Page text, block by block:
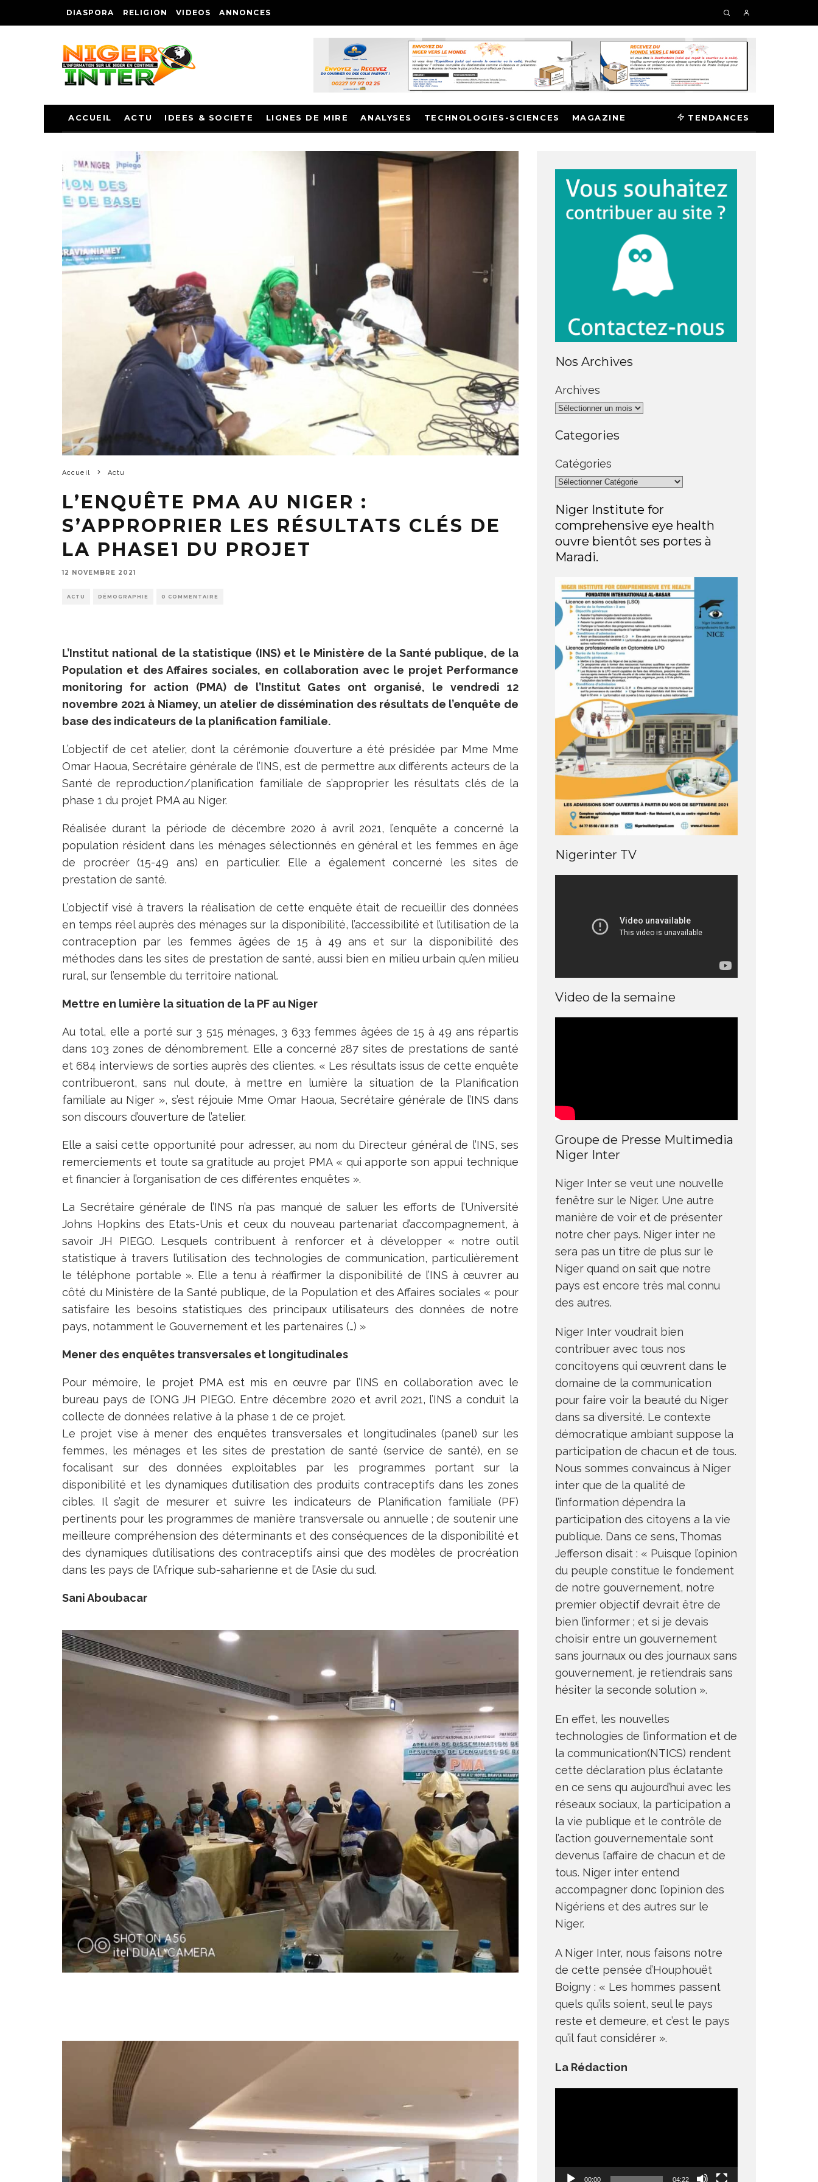
DIASPORA RELIGION VIDEOS ANNONCES
ACCUEIL ACTU IDEES & SOCIETE LIGNES DE MIRE ANALYSES TECHNOLOGIES-SCIENCES MAGAZINE TENDANCES
Accueil Actu
L’ENQUÊTE PMA AU NIGER :
S’APPROPRIER LES RÉSULTATS CLÉS DE
LA PHASE1 DU PROJET
12 NOVEMBRE 2021
ACTU DÉMOGRAPHIE 0 COMMENTAIRE
L’Institut national de la statistique (INS) et le Ministère de la Santé publique, de la
Population et des Affaires sociales, en collaboration avec le projet Performance
monitoring for action (PMA) de l’Institut Gates ont organisé, le vendredi 12
novembre 2021 à Niamey, un atelier de dissémination des résultats de l’enquête de
base des indicateurs de la planification familiale.
L’objectif de cet atelier, dont la cérémonie d’ouverture a été présidée par Mme Mme
Omar Haoua, Secrétaire générale de l’INS, est de permettre aux différents acteurs de la
Santé de reproduction/planification familiale de s’approprier les résultats clés de la
phase 1 du projet PMA au Niger.
Réalisée durant la période de décembre 2020 à avril 2021, l’enquête a concerné la
population résident dans les ménages sélectionnés en général et les femmes en âge
de procréer (15-49 ans) en particulier. Elle a également concerné les sites de
prestation de santé.
L’objectif visé à travers la réalisation de cette enquête était de recueillir des données
en temps réel auprès des ménages sur la disponibilité, l’accessibilité et l’utilisation de la
contraception par les femmes âgées de 15 à 49 ans et sur la disponibilité des
méthodes dans les sites de prestation de santé, aussi bien en milieu urbain qu’en milieu
rural, sur l’ensemble du territoire national.
Mettre en lumière la situation de la PF au Niger
Au total, elle a porté sur 3 515 ménages, 3 633 femmes âgées de 15 à 49 ans répartis
dans 103 zones de dénombrement. Elle a concerné 287 sites de prestations de santé
et 684 interviews de sorties auprès des clientes. « Les résultats issus de cette enquête
contribueront, sans nul doute, à mettre en lumière la situation de la Planification
familiale au Niger », s’est réjouie Mme Omar Haoua, Secrétaire générale de l’INS dans
son discours d’ouverture de l’atelier.
Elle a saisi cette opportunité pour adresser, au nom du Directeur général de l’INS, ses
remerciements et toute sa gratitude au projet PMA « qui apporte son appui technique
et financier à l’organisation de ces différentes enquêtes ».
La Secrétaire générale de l’INS n’a pas manqué de saluer les efforts de l’Université
Johns Hopkins des Etats-Unis et ceux du nouveau partenariat d’accompagnement, à
savoir JH PIEGO. Lesquels contribuent à renforcer et à développer « notre outil
statistique à travers l’utilisation des technologies de communication, particulièrement
le téléphone portable ». Elle a tenu à réaffirmer la disponibilité de l’INS à œuvrer au
côté du Ministère de la Santé publique, de la Population et des Affaires sociales « pour
satisfaire les besoins statistiques des principaux utilisateurs des données de notre
pays, notamment le Gouvernement et les partenaires (…) »
Mener des enquêtes transversales et longitudinales
Pour mémoire, le projet PMA est mis en œuvre par l’INS en collaboration avec le
bureau pays de l’ONG JH PIEGO. Entre décembre 2020 et avril 2021, l’INS a conduit la
collecte de données relative à la phase 1 de ce projet.
Le projet vise à mener des enquêtes transversales et longitudinales (panel) sur les
femmes, les ménages et les sites de prestation de santé (service de santé), en se
focalisant sur des données exploitables par les programmes portant sur la
disponibilité et les dynamiques d’utilisation des produits contraceptifs dans les zones
cibles. Il s’agit de mesurer et suivre les indicateurs de Planification familiale (PF)
pertinents pour les programmes de manière transversale ou annuelle ; de soutenir une
meilleure compréhension des déterminants et des conséquences de la disponibilité et
des dynamiques d’utilisations des contraceptifs ainsi que des modèles de procréation
dans les pays de l’Afrique sub-saharienne et de l’Asie du sud.
Sani Aboubacar
Nos Archives
Archives
Categories
Catégories
Niger Institute for
comprehensive eye health
ouvre bientôt ses portes à
Maradi.
Nigerinter TV
Video de la semaine
Groupe de Presse Multimedia
Niger Inter
Niger Inter se veut une nouvelle
fenêtre sur le Niger. Une autre
manière de voir et de présenter
notre cher pays. Niger inter ne
sera pas un titre de plus sur le
Niger quand on sait que notre
pays est encore très mal connu
des autres.
Niger Inter voudrait bien
contribuer avec tous nos
concitoyens qui œuvrent dans le
domaine de la communication
pour faire voir la beauté du Niger
dans sa diversité. Le contexte
démocratique ambiant suppose la
participation de chacun et de tous.
Nous sommes convaincus à Niger
inter que de la qualité de
l’information dépendra la
participation des citoyens a la vie
publique. Dans ce sens, Thomas
Jefferson disait : « Puisque l’opinion
du peuple constitue le fondement
de notre gouvernement, notre
premier objectif devrait être de
bien l’informer ; et si je devais
choisir entre un gouvernement
sans journaux ou des journaux sans
gouvernement, je retiendrais sans
hésiter la seconde solution ».
En effet, les nouvelles
technologies de l’information et de
la communication(NTICS) rendent
cette déclaration plus éclatante
en ce sens qu aujourd’hui avec les
réseaux sociaux, la participation a
la vie publique et le contrôle de
l’action gouvernementale sont
devenus l’affaire de chacun et de
tous. Niger inter entend
accompagner donc l’opinion des
Nigériens et des autres sur le
Niger.
A Niger Inter, nous faisons notre
de cette pensée d’Houphouët
Boigny : « Les hommes passent
quels qu’ils soient, seul le pays
reste et demeure, et c’est le pays
qu’il faut considérer ».
La Rédaction
00:00 04:22